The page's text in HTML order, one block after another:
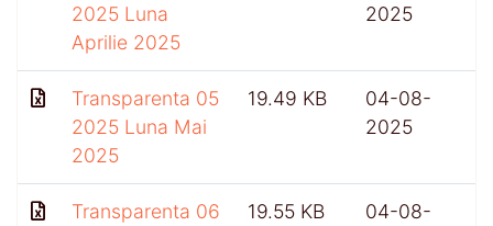
2025 Luna
Aprilie 2025
2025
Transparenta 05
2025 Luna Mai
2025
19.49 KB
04-08-
2025
Transparenta 06
19.55 KB
04-08-